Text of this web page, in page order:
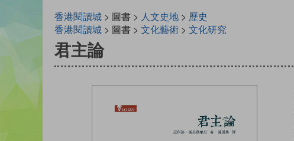
香港閱讀城 > 圖書 > 人文史地 > 歷史
香港閱讀城 > 圖書 > 文化藝術 > 文化研究
君主論